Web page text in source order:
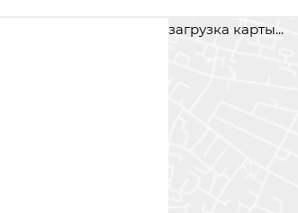
загрузка карты...